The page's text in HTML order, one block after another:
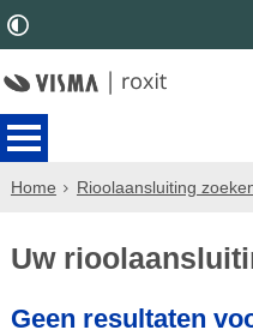
Home Rioolaansluiting
Uw
Geen resultaten